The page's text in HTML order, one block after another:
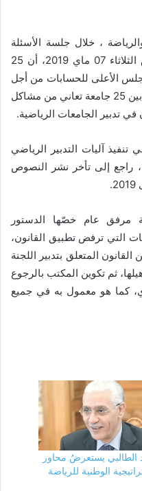
، خلال جلسة الأسئلة
الشفوية بمجلس المستشارين، أمس الثلاثاء 07 ماي 2019، أن 25
الأعلى للحسابات من أجل
التدقيق فيها، وأبرز أن 8 جامعات من بين 25 جامعة تعاني من مشاكل
في تدبير الجامعات الرياضية.
آليات التدبير الرياضي
المنصوص عليها في القانون 09-30، راجع إلى تأخر نشر النصوص
مرفق عام خصّها الدستور
التي ترفض تطبيق القانون،
الوزارة في حقها الفصل 31 من القانون المتعلق بتدبير اللجنة
ثم تكوين المكتب بالرجوع
كما هو معمول به في جميع
الطالبي يستعرضُ محاور
الوطنية للرياضة